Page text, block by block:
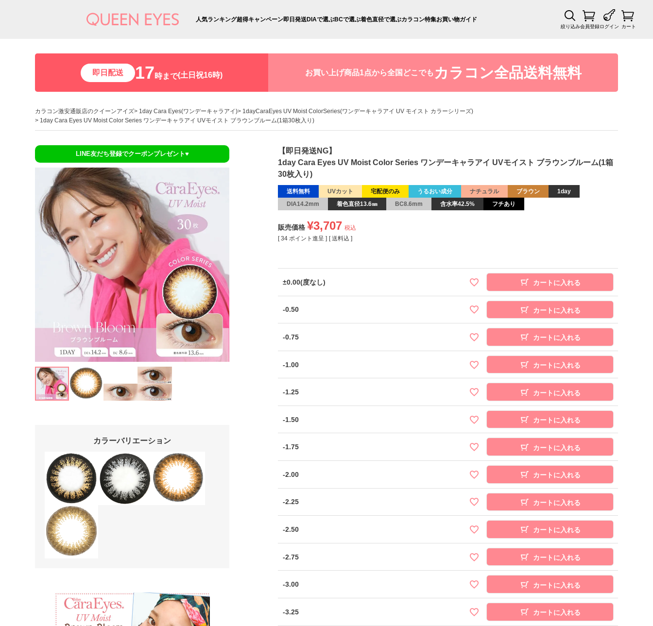
人気ランキング超得キャンペーン即日発送DIAで選ぶBCで選ぶ着色直径で選ぶカラコン特集お買い物ガイド
絞り込み会員登録ログイン カート
即日配送 17時まで(土日祝16時) お買い上げ商品1点から全国どこでも カラコン全品送料無料
カラコン激安通販店のクイーンアイズ 1day Cara Eyes(ワンデーキャラアイ)
1dayCaraEyes UV Moist ColorSeries(ワンデーキャラアイ UV モイスト カラーシリーズ)
1day Cara Eyes UV Moist Color Series ワンデーキャラアイ UVモイスト ブラウンブルーム(1箱30枚入り)
LINE友だち登録でクーポンプレゼント♥
カラーバリエーション
【即日発送NG】
1day Cara Eyes UV Moist Color Series ワンデーキャラアイ UVモイスト ブラウンブルーム(1箱
30枚入り)
送料無料 UVカット 宅配便のみ うるおい成分 ナチュラル ブラウン
1day
DIA14.2mm
着色直径13.6㎜ BC8.6mm 含水率42.5% フチあり
販売価格 ¥3,707 税込
[ 34 ポイント進呈 ] 送料込
±0.00(度なし) カートに入れる
-0.50 カートに入れる
-0.75 カートに入れる
-1.00 カートに入れる
-1.25 カートに入れる
-1.50 カートに入れる
-1.75 カートに入れる
-2.00 カートに入れる
-2.25 カートに入れる
-2.50 カートに入れる
-2.75 カートに入れる
-3.00 カートに入れる
-3.25 カートに入れる